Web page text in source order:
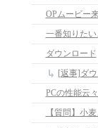
OPムービー
一番知りたい
ダウンロード
[返事]ダ
PCの性能云々
【質問】小